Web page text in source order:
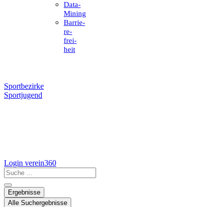
Data-
Mining
Barrie­
re­
frei­
heit
Sportbezirke
Sportjugend
Login verein360
Search
...
Ergebnisse
Alle Suchergebnisse